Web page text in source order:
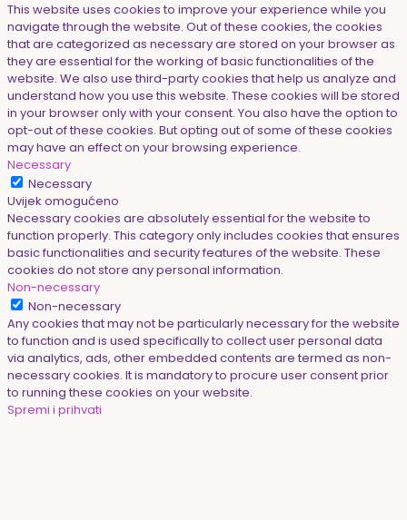
This website uses cookies to improve your experience while you
navigate through the website. Out of these cookies, the cookies
that are categorized as necessary are stored on your browser as
they are essential for the working of basic functionalities of the
website. We also use third-party cookies that help us analyze and
understand how you use this website. These cookies will be stored
in your browser only with your consent. You also have the option to
opt-out of these cookies. But opting out of some of these cookies
may have an effect on your browsing experience.
Necessary
Necessary
Uvijek omogućeno
Necessary cookies are absolutely essential for the website to
function properly. This category only includes cookies that ensures
basic functionalities and security features of the website. These
cookies do not store any personal information.
Non-necessary
Non-necessary
Any cookies that may not be particularly necessary for the website
to function and is used specifically to collect user personal data
via analytics, ads, other embedded contents are termed as non-
necessary cookies. It is mandatory to procure user consent prior
to running these cookies on your website.
Spremi i prihvati